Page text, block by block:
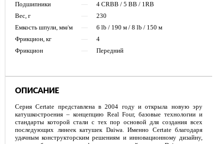
Подшипники
—
4 CRBB / 5 BB / 1RB
Вес, г
—
230
Емкость шпули, мм/м
—
6 lb / 190 м / 8 lb / 150 м
Фрикцион, кг
—
4
Фрикцион
— Передний
ОПИСАНИЕ
Серия Certate представлена в 2004 году и открыла новую эру
катушкостроения – концепцию Real Four, базовые технологии и
стандарты которой стали с тех пор основой для создания всех
последующих линеек катушек Daiwa. Именно Certate благодаря
удачным конструкторским решениям и инновационному дизайну,